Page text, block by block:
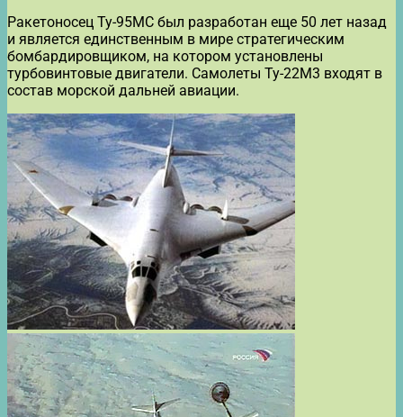
Ракетоносец Ту-95МС был разработан еще 50 лет назад
и является единственным в мире стратегическим
бомбардировщиком, на котором установлены
турбовинтовые двигатели. Самолеты Ту-22М3 входят в
состав морской дальней авиации.